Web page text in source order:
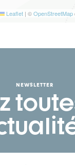
Leaflet | ©OpenStreetMap
NEWSLETTER